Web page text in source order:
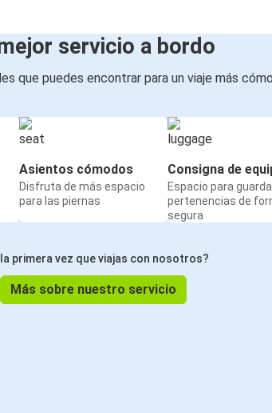
servicio a bordo
que puedes encontrar para un viaje más
Asientos cómodos
Disfruta de más espacio
para las piernas
Consigna de
Espacio para
pertenencias de
segura
la primera vez que viajas con nosotros?
Más sobre nuestro servicio